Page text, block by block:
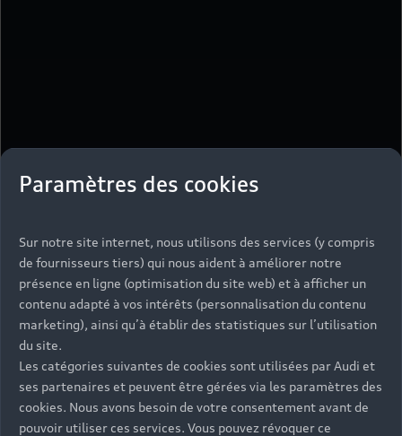
Paramètres des cookies
Sur notre site internet, nous utilisons des services (y compris
de fournisseurs tiers) qui nous aident à améliorer notre
présence en ligne (optimisation du site web) et à afficher un
contenu adapté à vos intérêts (personnalisation du contenu
marketing), ainsi qu’à établir des statistiques sur l’utilisation
du site.
Les catégories suivantes de cookies sont utilisées par Audi et
ses partenaires et peuvent être gérées via les paramètres des
cookies. Nous avons besoin de votre consentement avant de
pouvoir utiliser ces services. Vous pouvez révoquer ce